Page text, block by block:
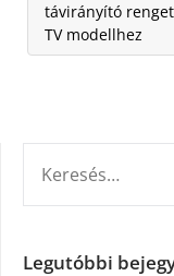
távirányító
TV modellhez
Legutóbbi